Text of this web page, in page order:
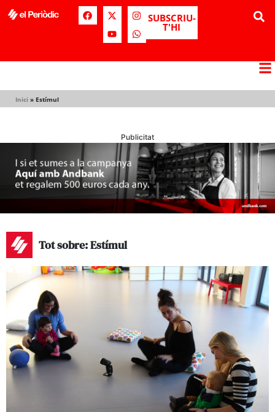
SUBSCRIU-
T'HI
Inici » Estímul
Publicitat
Tot sobre: Estímul